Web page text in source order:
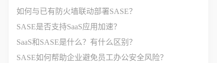
如何与已有防火墙联动部署SASE？
SASE是否支持SaaS应用加速？
SaaS和SASE是什么？有什么区别？
SASE如何帮助企业避免员工办公安全风险？